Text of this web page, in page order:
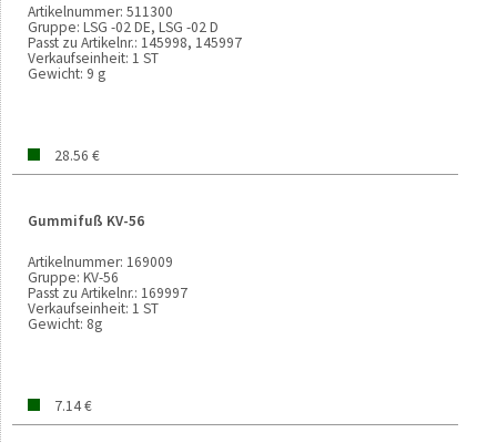
Artikelnummer: 511300
Gruppe: LSG -02 DE, LSG -02 D
Passt zu Artikelnr.: 145998, 145997
Verkaufseinheit: 1 ST
Gewicht: 9 g
28.56 €
Gummifuß KV-56
Artikelnummer: 169009
Gruppe: KV-56
Passt zu Artikelnr.: 169997
Verkaufseinheit: 1 ST
Gewicht: 8g
7.14 €